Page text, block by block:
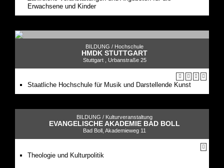
Erwachsene und Kinder
BILDUNG / Hochschule
HMDK STUTTGART
Stuttgart , Urbanstraße 25
Staatliche Hochschule für Musik und Darstellende Kunst
BILDUNG / Kulturveranstaltung
EVANGELISCHE AKADEMIE BAD BOLL
Bad Boll, Akademieweg 11
Theologie und Kulturpolitik